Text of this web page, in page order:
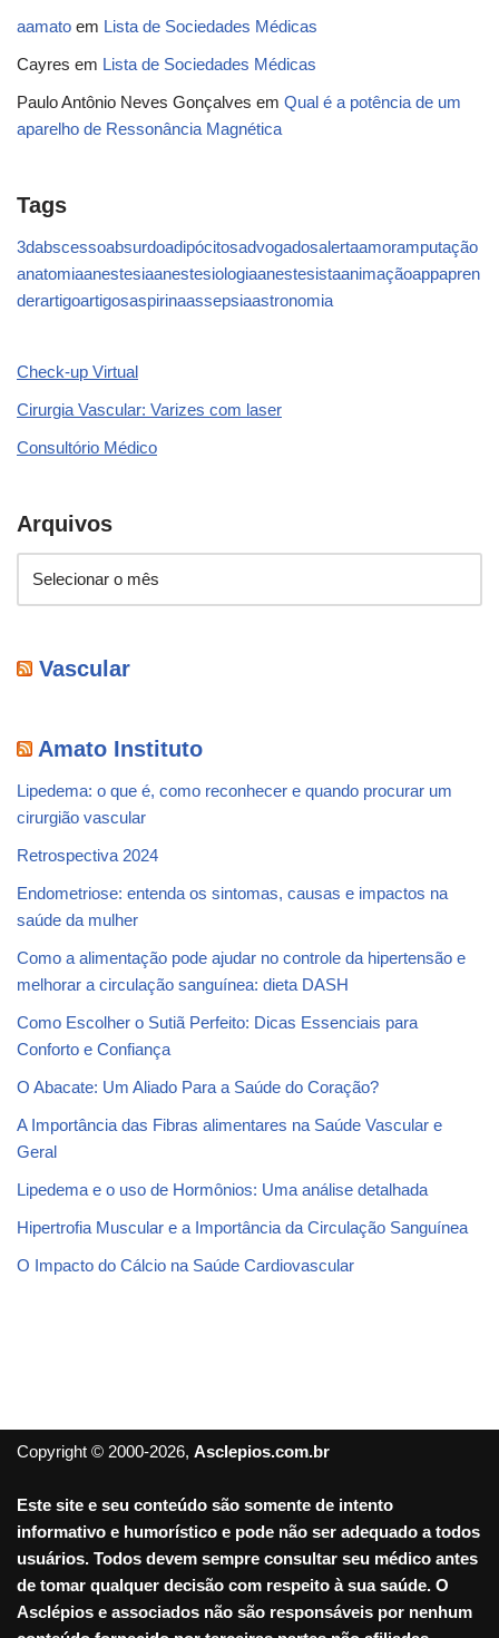
aamato em Lista de Sociedades Médicas
Cayres em Lista de Sociedades Médicas
Paulo Antônio Neves Gonçalves em Qual é a potência de um
aparelho de Ressonância Magnética
Tags
3dabscessoabsurdoadipócitosadvogadosalertaamoramputação
anatomiaanestesiaanestesiologiaanestesistaanimaçãoappapren
derartigoartigosaspirinaassepsiaastronomia
Check-up Virtual
Cirurgia Vascular: Varizes com laser
Consultório Médico
Arquivos
Vascular
Amato Instituto
Lipedema: o que é, como reconhecer e quando procurar um
cirurgião vascular
Retrospectiva 2024
Endometriose: entenda os sintomas, causas e impactos na
saúde da mulher
Como a alimentação pode ajudar no controle da hipertensão e
melhorar a circulação sanguínea: dieta DASH
Como Escolher o Sutiã Perfeito: Dicas Essenciais para
Conforto e Confiança
O Abacate: Um Aliado Para a Saúde do Coração?
A Importância das Fibras alimentares na Saúde Vascular e
Geral
Lipedema e o uso de Hormônios: Uma análise detalhada
Hipertrofia Muscular e a Importância da Circulação Sanguínea
O Impacto do Cálcio na Saúde Cardiovascular
Copyright © 2000-2026, Asclepios.com.br
Este site e seu conteúdo são somente de intento
informativo e humorístico e pode não ser adequado a todos
usuários. Todos devem sempre consultar seu médico antes
de tomar qualquer decisão com respeito à sua saúde. O
Asclépios e associados não são responsáveis por nenhum